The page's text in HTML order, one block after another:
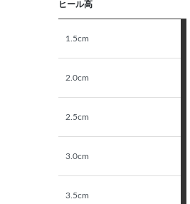
ヒール高
1.5cm
2.0cm
2.5cm
3.0cm
3.5cm